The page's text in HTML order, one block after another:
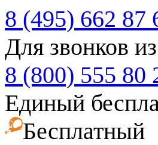
8 (495) 662 87
Для звонков
8 (800) 555 80
Единый
Бесплатный